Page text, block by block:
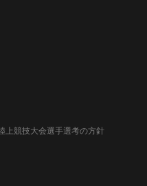
上競技大会選手選考の方針